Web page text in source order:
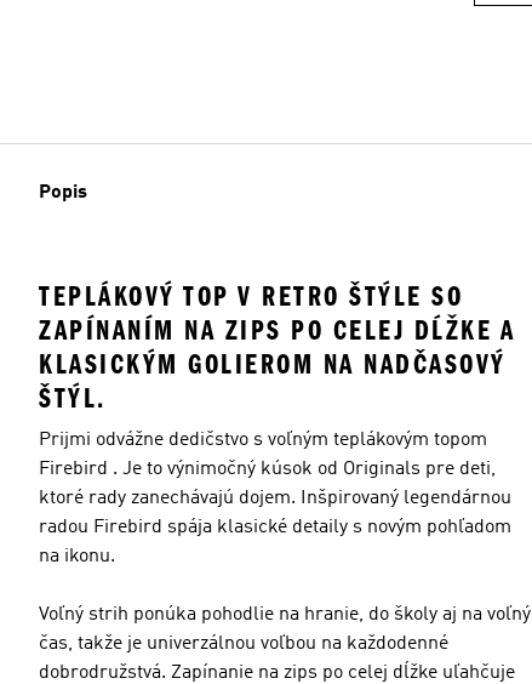
Popis
TEPLÁKOVÝ TOP V RETRO ŠTÝLE SO
ZAPÍNANÍM NA ZIPS PO CELEJ DĹŽKE A
KLASICKÝM GOLIEROM NA NADČASOVÝ
ŠTÝL.
Prijmi odvážne dedičstvo s voľným teplákovým topom
Firebird . Je to výnimočný kúsok od Originals pre deti,
ktoré rady zanechávajú dojem. Inšpirovaný legendárnou
radou Firebird spája klasické detaily s novým pohľadom
na ikonu.
Voľný strih ponúka pohodlie na hranie, do školy aj na voľný
čas, takže je univerzálnou voľbou na každodenné
dobrodružstvá. Zapínanie na zips po celej dĺžke uľahčuje